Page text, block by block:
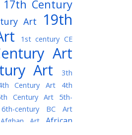
17th Century
Art
19th
1st century CE
Art
Art
3th
Century Art
4th
Century Art
5th-
6th-century BC Art
Afghan Art
African